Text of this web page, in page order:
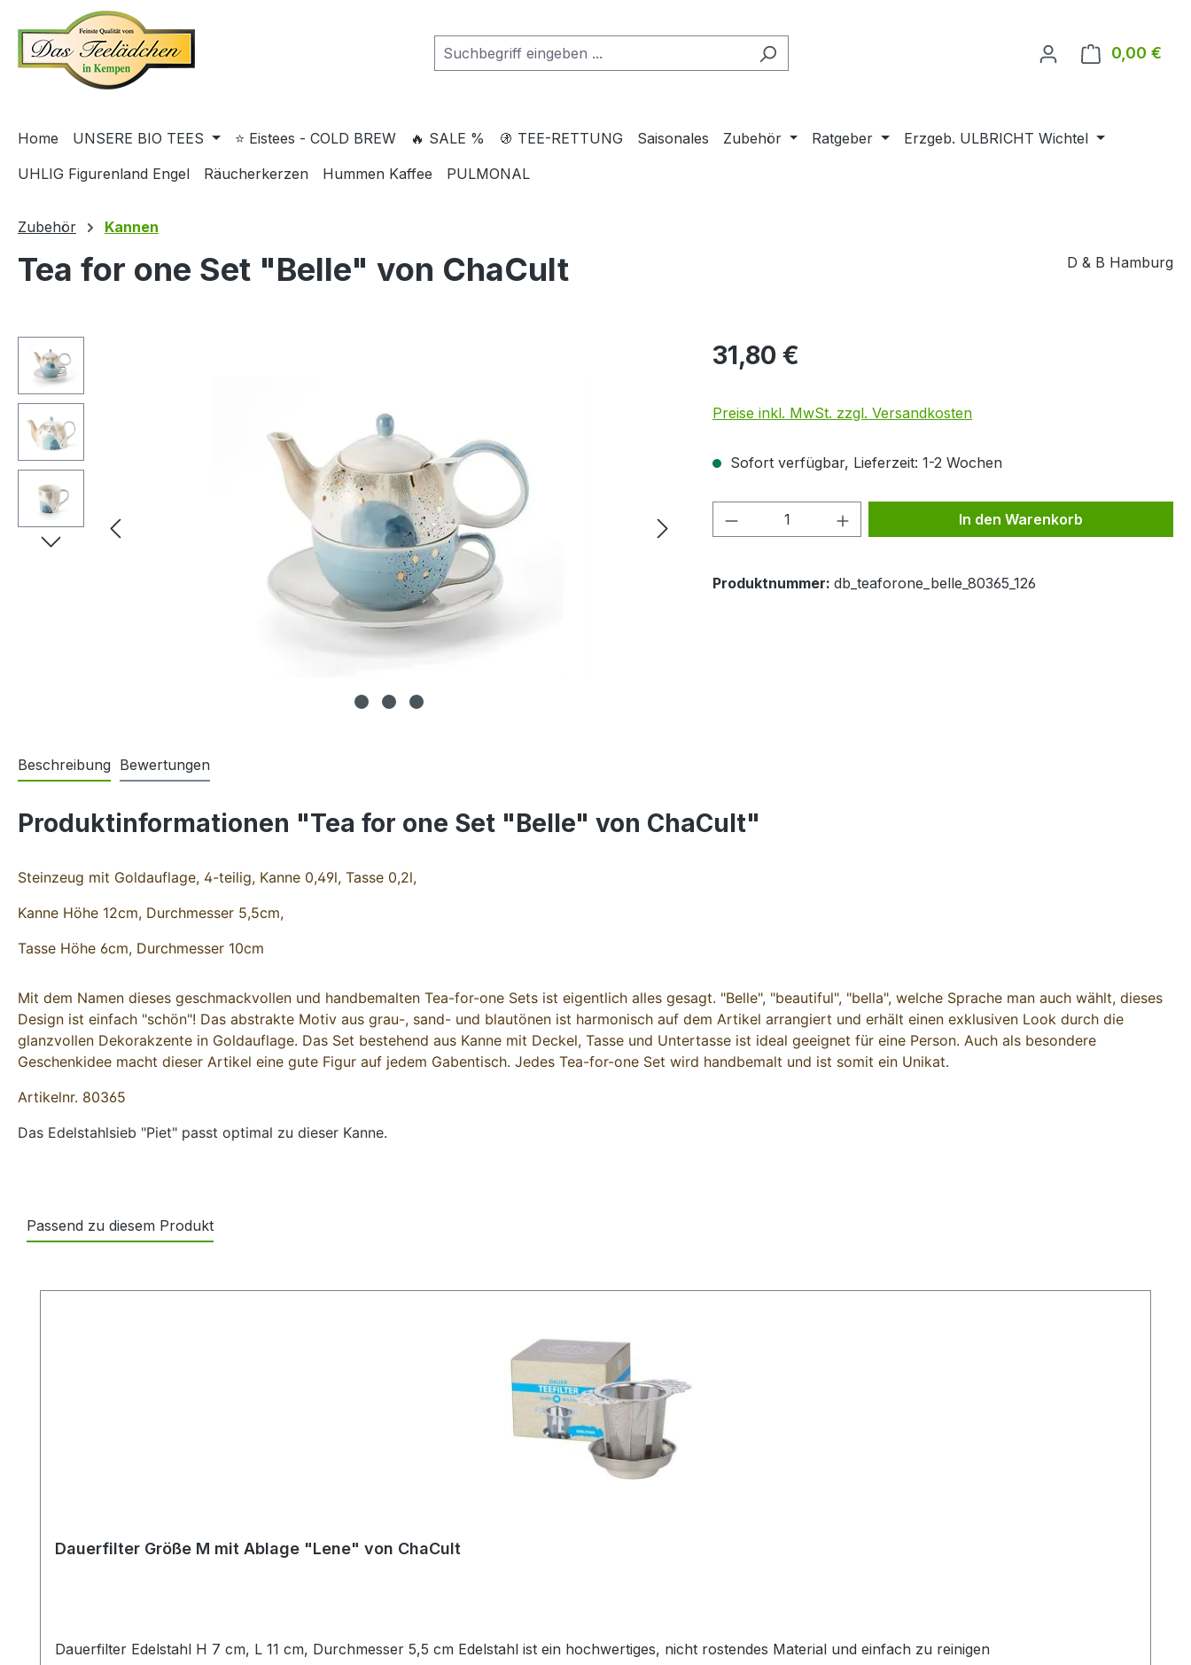
Zur Hauptnavigation springen
0,00 €
Home UNSERE BIO TEES ⭐ Eistees - COLD BREW 🔥 SALE % 🚯 TEE-RETTUNG Saisonales Zubehör Ratgeber
Erzgeb. ULBRICHT Wichtel
UHLIG Figurenland Engel
Räucherkerzen Hummen Kaffee PULMONAL
Zubehör Kannen
Tea for one Set "Belle" von ChaCult D & B Hamburg
Bildergalerie überspringen 31,80 €
Preise inkl. MwSt. zzgl. Versandkosten
Sofort verfügbar, Lieferzeit: 1-2 Wochen
Produkt Anzahl: Gib den gewünschten Wert
In den Warenkorb
Produktnummer: db_teaforone_belle_80365_126
Beschreibung Bewertungen
Produktinformationen "Tea for one Set "Belle" von ChaCult"
Steinzeug mit Goldauflage, 4-teilig, Kanne 0,49l, Tasse 0,2l,
Kanne Höhe 12cm, Durchmesser 5,5cm,
Tasse Höhe 6cm, Durchmesser 10cm
Mit dem Namen dieses geschmackvollen und handbemalten Tea-for-one Sets ist eigentlich alles gesagt. "Belle", "beautiful", "bella", welche Sprache man auch wählt, dieses
Design ist einfach "schön"! Das abstrakte Motiv aus grau-, sand- und blautönen ist harmonisch auf dem Artikel arrangiert und erhält einen exklusiven Look durch die
glanzvollen Dekorakzente in Goldauflage. Das Set bestehend aus Kanne mit Deckel, Tasse und Untertasse ist ideal geeignet für eine Person. Auch als besondere
Geschenkidee macht dieser Artikel eine gute Figur auf jedem Gabentisch. Jedes Tea-for-one Set wird handbemalt und ist somit ein Unikat.
Artikelnr. 80365
Das Edelstahlsieb "Piet" passt optimal zu dieser Kanne.
Passend zu diesem Produkt
Dauerfilter Größe M mit Ablage "Lene" von ChaCult
Dauerfilter Edelstahl H 7 cm, L 11 cm, Durchmesser 5,5 cm Edelstahl ist ein hochwertiges, nicht rostendes Material und einfach zu reinigen